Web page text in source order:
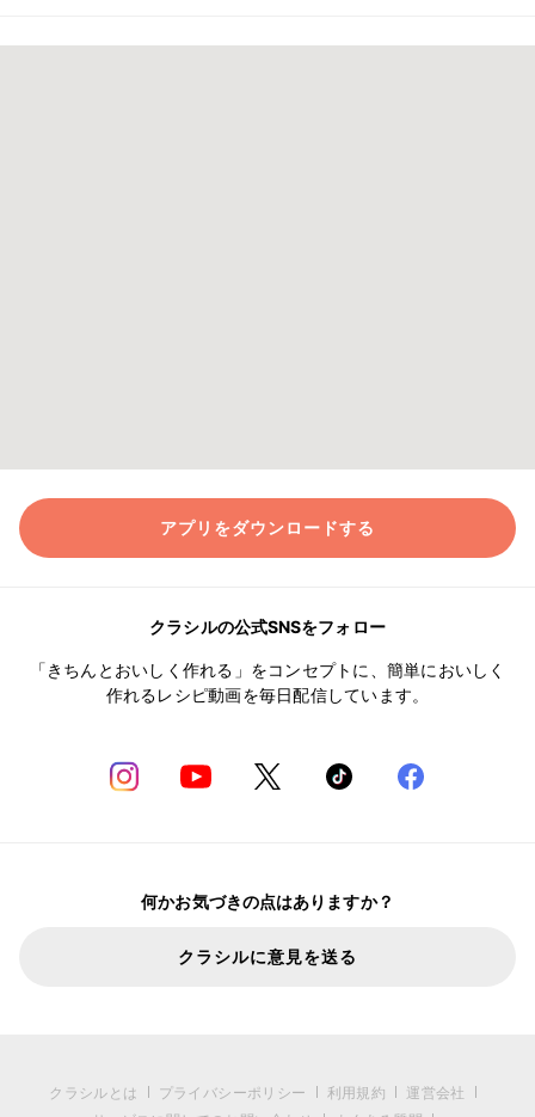
アプリをダウンロードする
クラシルの公式SNSをフォロー
「きちんとおいしく作れる」をコンセプトに、簡単においしく
作れるレシピ動画を毎日配信しています。
何かお気づきの点はありますか？
クラシルに意見を送る
クラシルとは プライバシーポリシー 利用規約
運営会社